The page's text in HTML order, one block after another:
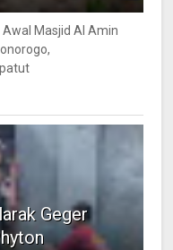
Masjid Al Amin
Geger